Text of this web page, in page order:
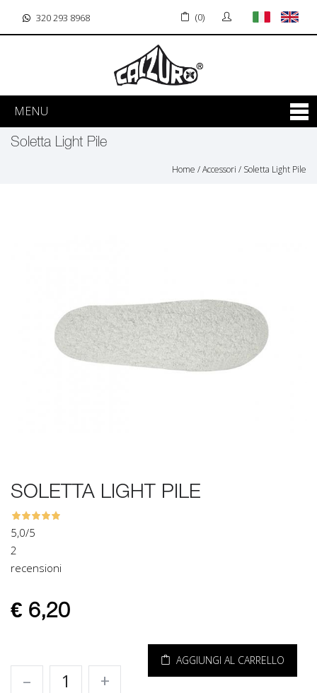
320 293 8968 (0)
MENU
Soletta Light Pile
Home /Accessori / Soletta Light Pile
SOLETTA LIGHT PILE
5,0/5
2
recensioni
€ 6,20
– +
AGGIUNGI AL CARRELLO